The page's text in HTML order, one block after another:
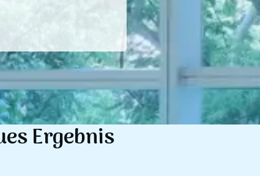
Ergebnis